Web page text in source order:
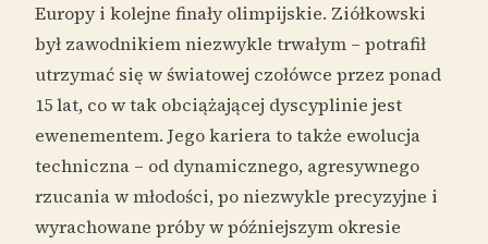
Europy i kolejne finały olimpijskie. Ziółkowski
był zawodnikiem niezwykle trwałym – potrafił
utrzymać się w światowej czołówce przez ponad
15 lat, co w tak obciążającej dyscyplinie jest
ewenementem. Jego kariera to także ewolucja
techniczna – od dynamicznego, agresywnego
rzucania w młodości, po niezwykle precyzyjne i
wyrachowane próby w późniejszym okresie